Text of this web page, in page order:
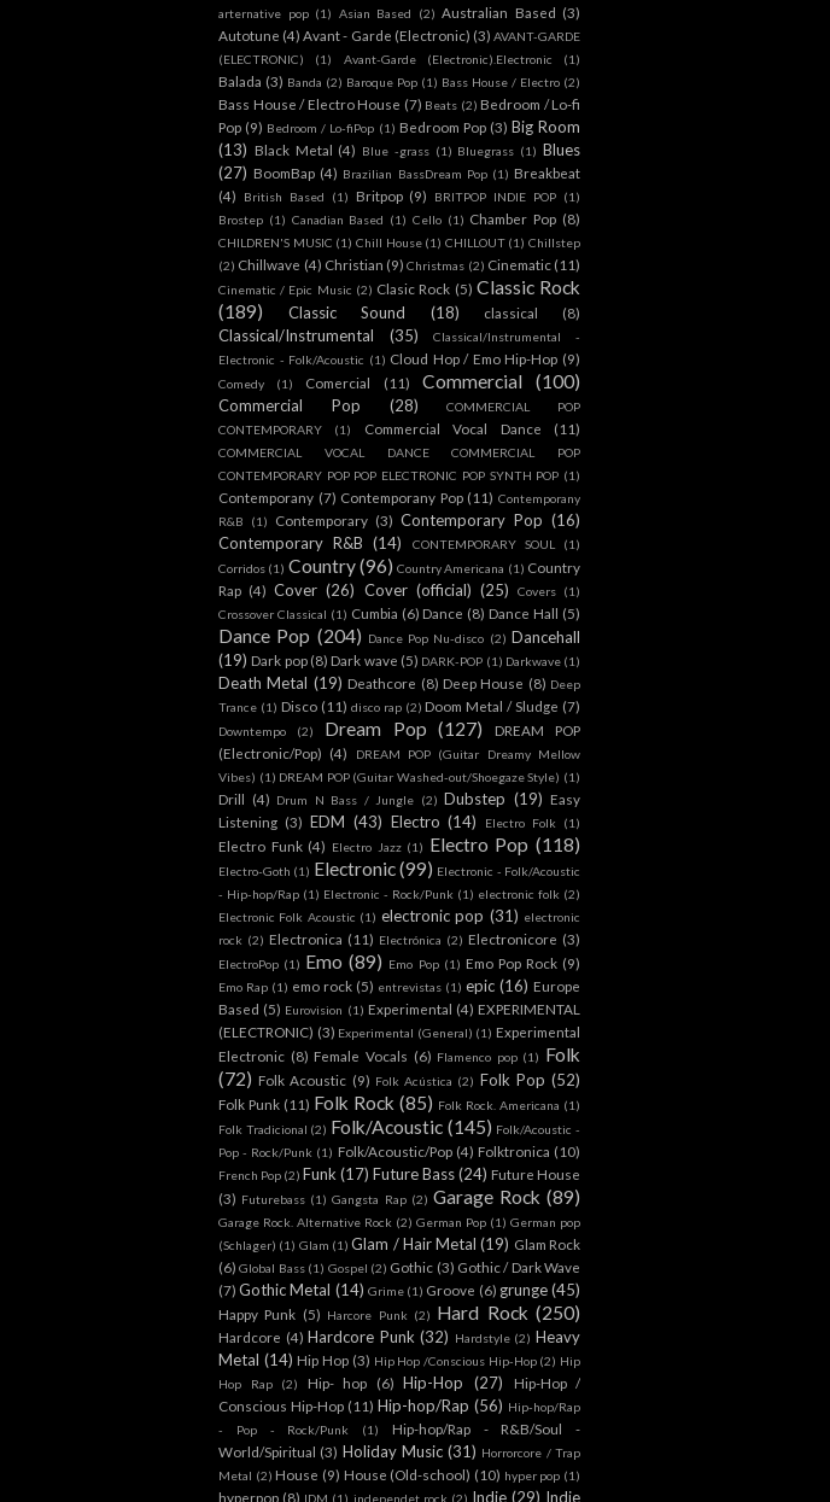
arternative pop (1) Asian Based (2) Australian Based (3)
Autotune (4) Avant - Garde (Electronic) (3) AVANT-GARDE
(ELECTRONIC)
(1) Avant-Garde (Electronic).Electronic (1)
Balada (3) Banda (2) Baroque Pop (1) Bass House / Electro (2)
Bass House / Electro House (7) Beats (2) Bedroom / Lo-fi
Pop (9) Bedroom / Lo-fiPop (1) Bedroom Pop (3) Big Room
(13) Black Metal (4) Blue -grass (1) Bluegrass (1) Blues
(27) BoomBap (4) Brazilian BassDream Pop (1) Breakbeat
(4)
British Based (1) Britpop (9) BRITPOP INDIE POP (1)
Brostep (1) Canadian Based (1) Cello (1) Chamber Pop (8)
CHILDREN'S MUSIC (1) Chill House (1) CHILLOUT (1) Chillstep
(2) Chillwave (4) Christian (9) Christmas (2) Cinematic (11)
Cinematic / Epic Music (2) Clasic Rock (5) Classic Rock
(189)
Classic Sound (18) classical (8)
Classical/Instrumental (35)
Classical/Instrumental -
Electronic - Folk/Acoustic (1) Cloud Hop / Emo Hip-Hop (9)
Comedy (1) Comercial (11) Commercial (100)
Commercial Pop (28)
COMMERCIAL POP
CONTEMPORARY
(1) Commercial Vocal Dance (11)
COMMERCIAL VOCAL DANCE COMMERCIAL POP
CONTEMPORARY POP POP ELECTRONIC POP SYNTH POP (1)
Contemporany (7) Contemporany Pop (11) Contemporany
R&B
(1) Contemporary (3) Contemporary Pop (16)
Contemporary R&B (14) CONTEMPORARY SOUL
(1)
Corridos (1) Country(96) Country Americana (1) Country
Rap (4) Cover (26) Cover (official) (25) Covers (1)
Crossover Classical (1) Cumbia (6) Dance (8) Dance Hall (5)
Dance Pop (204) Dance Pop Nu-disco (2) Dancehall
(19) Dark pop (8) Dark wave (5) DARK-POP (1) Darkwave (1)
Death Metal (19) Deathcore (8) Deep House (8) Deep
Trance (1) Disco (11) disco rap (2) Doom Metal / Sludge (7)
Downtempo (2) Dream Pop (127)
DREAM POP
(Electronic/Pop) (4)
DREAM POP (Guitar Dreamy Mellow
Vibes) (1) DREAM POP (Guitar Washed-out/Shoegaze Style) (1)
Drill (4) Drum N Bass / Jungle (2) Dubstep (19) Easy
Listening (3) EDM (43) Electro (14) Electro Folk (1)
Electro Funk (4) Electro Jazz (1) Electro Pop (118)
Electro-Goth (1) Electronic(99) Electronic - Folk/Acoustic
- Hip-hop/Rap (1) Electronic - Rock/Punk (1) electronic folk (2)
Electronic Folk Acoustic (1) electronic pop (31) electronic
rock (2) Electronica (11) Electrónica (2) Electronicore (3)
ElectroPop (1) Emo (89) Emo Pop (1) Emo Pop Rock (9)
Emo Rap (1) emo rock (5) entrevistas (1) epic (16) Europe
Based (5) Eurovision (1) Experimental (4) EXPERIMENTAL
(ELECTRONIC) (3) Experimental (General) (1) Experimental
Electronic (8) Female Vocals (6) Flamenco pop (1) Folk
(72) Folk Acoustic (9) Folk Acústica (2) Folk Pop (52)
Folk Punk (11) Folk Rock (85) Folk Rock. Americana (1)
Folk Tradicional (2) Folk/Acoustic (145) Folk/Acoustic -
Pop - Rock/Punk (1) Folk/Acoustic/Pop (4) Folktronica (10)
French Pop (2) Funk (17) Future Bass(24) Future House
(3) Futurebass (1) Gangsta Rap (2) Garage Rock (89)
Garage Rock. Alternative Rock (2) German Pop (1) German pop
(Schlager) (1) Glam (1) Glam / Hair Metal (19) Glam Rock
(6) Global Bass (1) Gospel (2) Gothic (3) Gothic / Dark Wave
(7) Gothic Metal (14) Grime (1) Groove (6) grunge (45)
Happy Punk (5) Harcore Punk (2) Hard Rock (250)
Hardcore (4) Hardcore Punk (32) Hardstyle (2) Heavy
Metal (14) Hip Hop (3) Hip Hop /Conscious Hip-Hop (2) Hip
Hop Rap
(2) Hip- hop (6) Hip-Hop (27)
Hip-Hop /
Conscious Hip-Hop (11) Hip-hop/Rap (56) Hip-hop/Rap
- Pop - Rock/Punk
(1)
Hip-hop/Rap - R&B/Soul -
World/Spiritual (3) Holiday Music (31) Horrorcore / Trap
Metal (2) House (9) House (Old-school) (10) hyper pop (1)
hyperpop (8) IDM (1) independet rock (2) Indie (29) Indie